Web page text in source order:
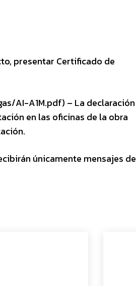
presentar Certificado de
AI-A1M.pdf) – La declaración
en las oficinas de la obra
únicamente mensajes de